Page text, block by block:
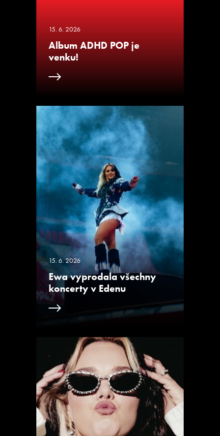
15. 6. 2026
Album ADHD POP je
venku!
15. 6. 2026
Ewa vyprodala všechny
koncerty v Edenu